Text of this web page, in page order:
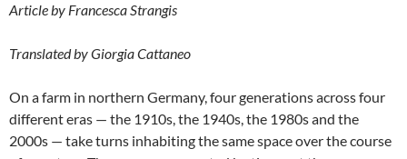
Article by Francesca Strangis
Translated by Giorgia Cattaneo
On a farm in northern Germany, four generations across four
different eras — the 1910s, the 1940s, the 1980s and the
2000s — take turns inhabiting the same space over the course